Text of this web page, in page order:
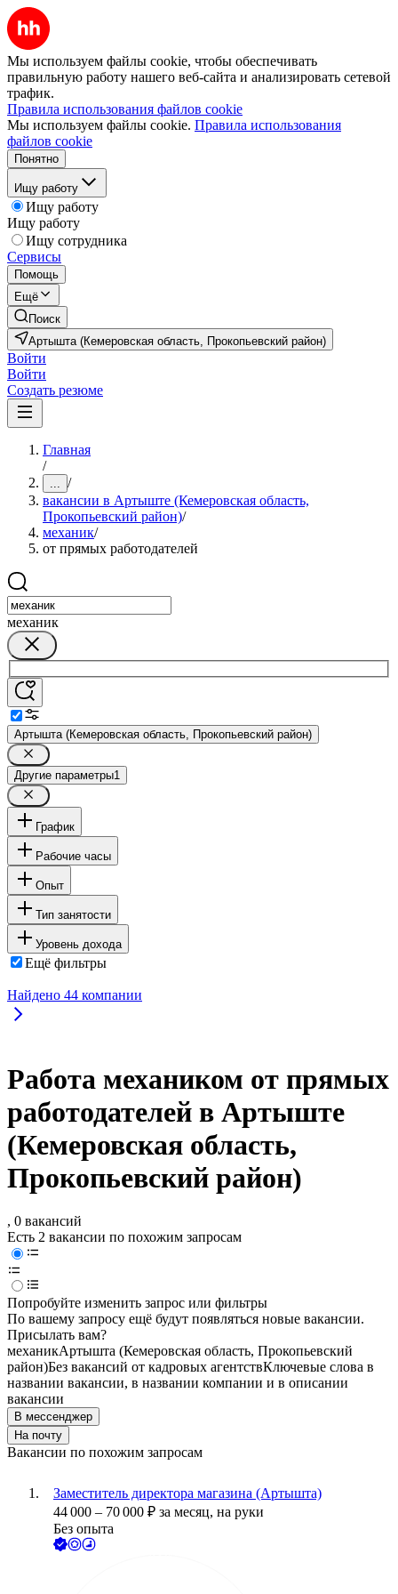
Мы используем файлы cookie, чтобы обеспечивать
правильную работу нашего веб-сайта и анализировать сетевой
трафик.
Правила использования файлов cookie
Мы используем файлы cookie. Правила использования
файлов cookie
Понятно
Ищу работу
Ищу работу
Ищу работу
Ищу сотрудника
Сервисы
Помощь
Ещё
Поиск
Артышта (Кемеровская область, Прокопьевский район)
Войти
Войти
Создать резюме
Главная
/
... /
вакансии в Артыште (Кемеровская область,
Прокопьевский район)/
механик/
от прямых работодателей
механик
Артышта (Кемеровская область, Прокопьевский район)
Другие параметры1
График
Рабочие часы
Опыт
Тип занятости
Уровень дохода
Ещё фильтры
Найдено 44 компании
Работа механиком от прямых
работодателей в Артыште
(Кемеровская область,
Прокопьевский район)
, 0 вакансий
Есть 2 вакансии по похожим запросам
Попробуйте изменить запрос или фильтры
По вашему запросу ещё будут появляться новые вакансии.
Присылать вам?
механикАртышта (Кемеровская область, Прокопьевский
район)Без вакансий от кадровых агентствКлючевые слова в
названии вакансии, в названии компании и в описании
вакансии
В мессенджер
На почту
Вакансии по похожим запросам
Заместитель директора магазина (Артышта)
44 000 – 70 000 ₽ за месяц, на руки
Без опыта